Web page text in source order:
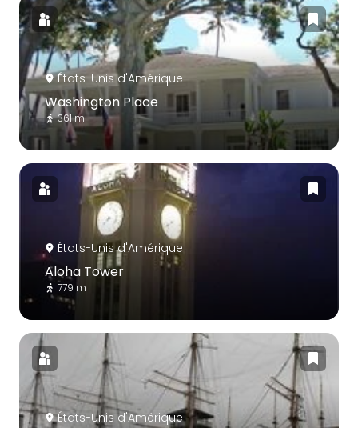
États-Unis d'Amérique
Washington Place
361 m
États-Unis d'Amérique
Aloha Tower
779 m
États-Unis d'Amérique